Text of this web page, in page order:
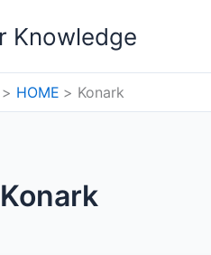
Knowledge
HOME Konark
Konark